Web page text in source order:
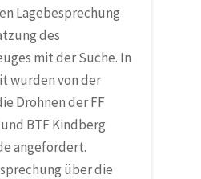
Lagebesprechung
des
mit der Suche. In
wurden von der
Drohnen der FF
BTF Kindberg
angefordert.
über die